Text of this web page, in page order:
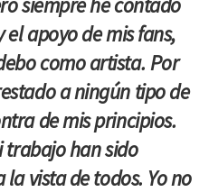
apoyo de mis fans,
como artista. Por
a ningún tipo de
de mis principios.
trabajo han sido
vista de todos. Yo no